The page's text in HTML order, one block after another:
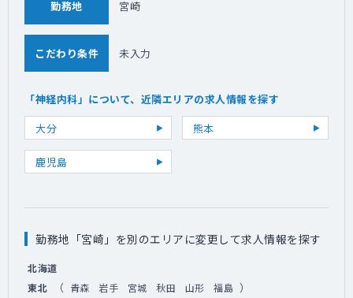
勤務地 宮崎
こだわり条件 未入力
「神経内科」について、近隣エリアの求人情報を探す
大分
熊本
鹿児島
勤務地「宮崎」を別のエリアに変更して求人情報を探す
北海道
東北
（ 青森 岩手 宮城 秋田 山形 福島 ）